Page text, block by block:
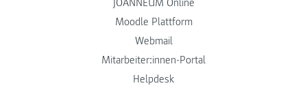
Moodle Plattform
Webmail
Mitarbeiter:innen-Portal
Helpdesk